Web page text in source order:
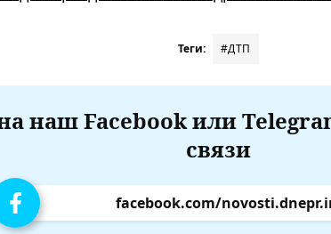
Теги: #ДТП
наш Facebook или
связи
facebook.com/